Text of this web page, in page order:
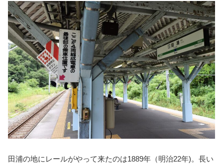
田浦の地にレールがやって来たのは1889年（明治22年)。長い